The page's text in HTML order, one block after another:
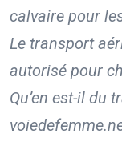
calvaire pour
Le transport
autorisé pour
Qu’en est-il du